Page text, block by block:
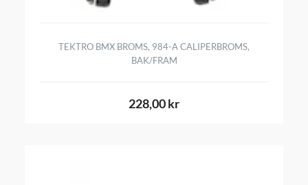
TEKTRO BMX BROMS, 984-A CALIPERBROMS,
BAK/FRAM
228,00 kr